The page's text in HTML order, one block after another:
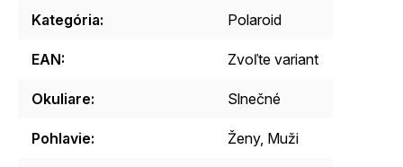
Kategória: Polaroid
EAN: Zvoľte variant
Okuliare: Slnečné
Pohlavie: Ženy, Muži